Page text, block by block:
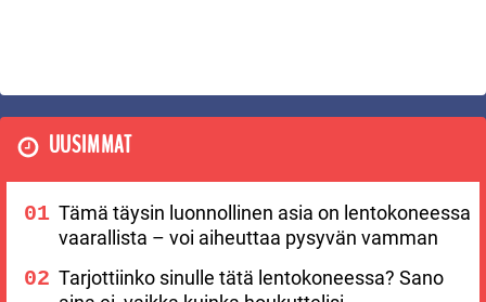
UUSIMMAT
Tämä täysin luonnollinen asia on lentokoneessa
vaarallista – voi aiheuttaa pysyvän vamman
Tarjottiinko sinulle tätä lentokoneessa? Sano